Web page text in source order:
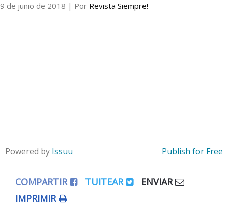
Internacional
9 de junio de 2018 | Por Revista Siempre!
Powered by Issuu Publish for Free
COMPARTIR TUITEAR
ENVIAR
IMPRIMIR